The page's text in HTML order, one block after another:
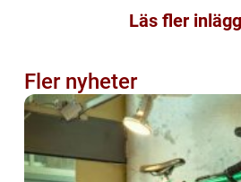
Läs fler
Fler nyheter